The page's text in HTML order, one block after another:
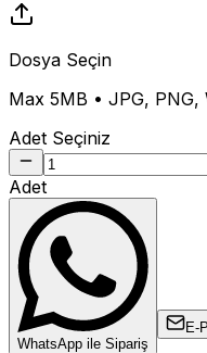
Dosya Seçin
Max 5MB • JPG, PNG,
Adet Seçiniz
Adet
WhatsApp ile Sipariş
E-